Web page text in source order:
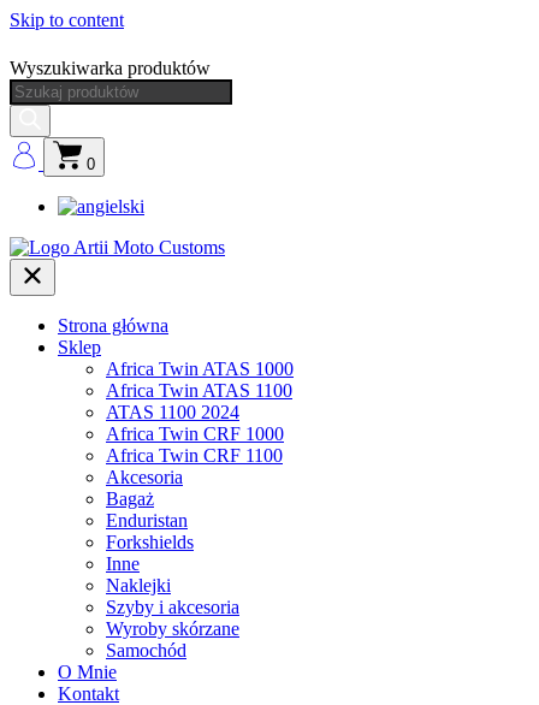
Skip to content
Wyszukiwarka produktów
0
Strona główna
Sklep
Africa Twin ATAS 1000
Africa Twin ATAS 1100
ATAS 1100 2024
Africa Twin CRF 1000
Africa Twin CRF 1100
Akcesoria
Bagaż
Enduristan
Forkshields
Inne
Naklejki
Szyby i akcesoria
Wyroby skórzane
Samochód
O Mnie
Kontakt